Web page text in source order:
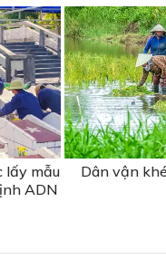
lấy mẫu
ADN
Dân vận